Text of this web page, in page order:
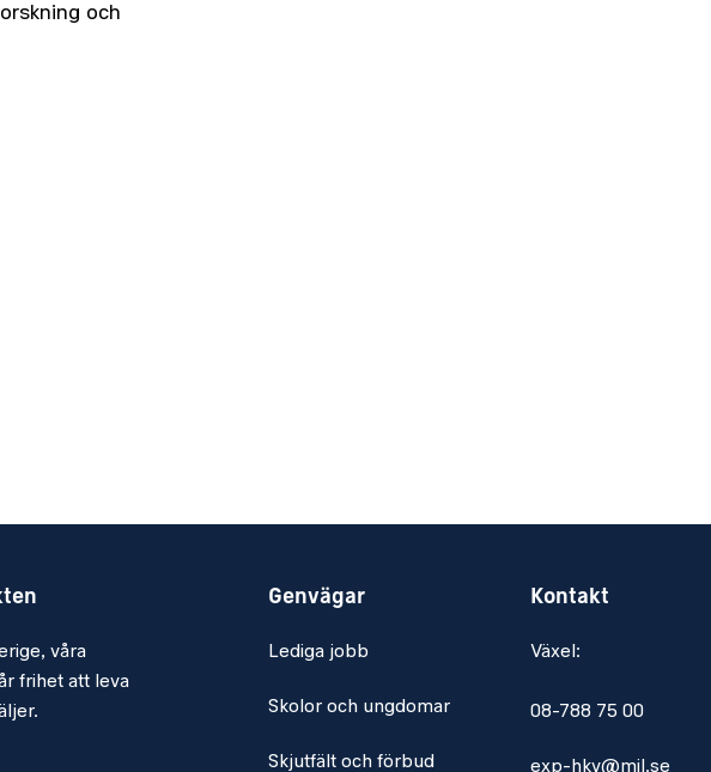
och
våra
frihet att leva
Genvägar
Lediga jobb
Skolor och ungdomar
Skjutfält och förbud
Kontakt
Växel:
08-788 75 00
exp-hkv@mil.se